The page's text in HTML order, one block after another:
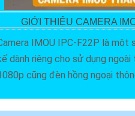
GIỚI THIỆU CAMERA
IMOU IPC-F22P là
dành riêng cho sử dụng
cũng đèn hồng ngoại